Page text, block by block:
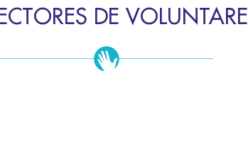
DE VOLUNTARE